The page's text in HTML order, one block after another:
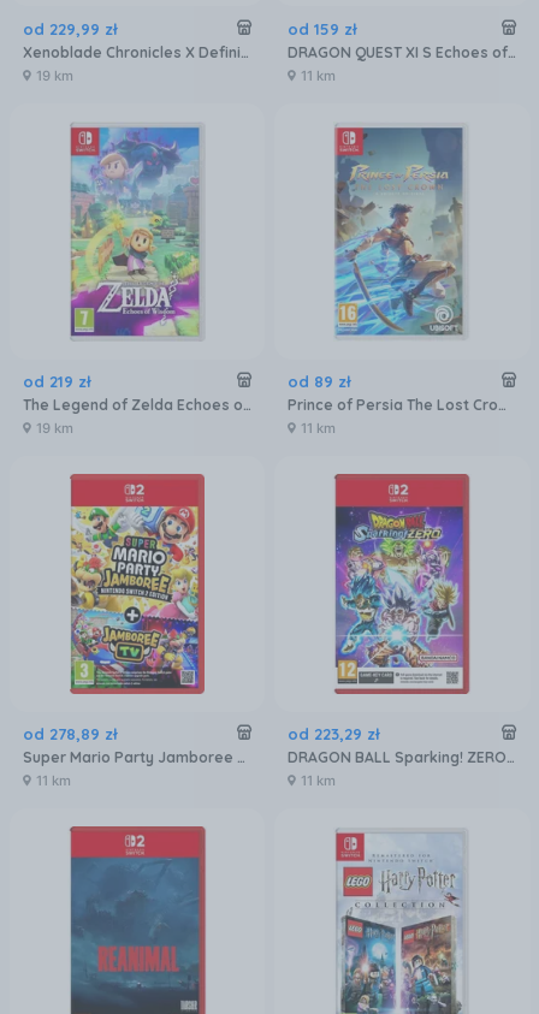
od 229,99 zł
Xenoblade Chronicles X Definitive Edition (Gra NS)
19 km
od 159 zł
DRAGON QUEST XI S Echoes of an Elusive Age Definitive Edition (Gra NS2)
11 km
od 219 zł
The Legend of Zelda Echoes of Wisdom (Gra NS)
19 km
od 89 zł
Prince of Persia The Lost Crown (Gra NS)
11 km
od 278,89 zł
Super Mario Party Jamboree + Jamboree TV (Gra NS2)
11 km
od 223,29 zł
DRAGON BALL Sparking! ZERO (Gra NS2)
11 km